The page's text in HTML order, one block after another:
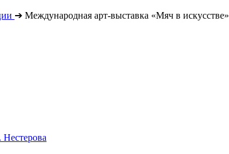
➔ Международная арт-выставка «Мяч в искусстве»